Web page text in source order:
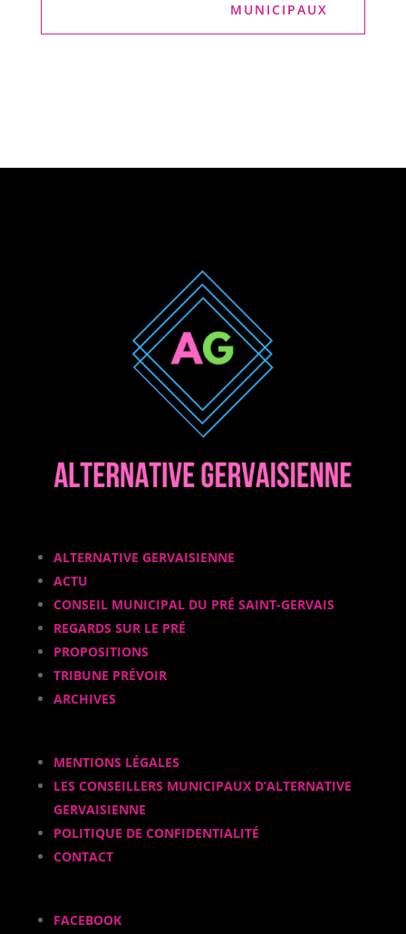
MUNICIPAUX
ALTERNATIVE GERVAISIENNE
ACTU
CONSEIL MUNICIPAL DU PRÉ SAINT-GERVAIS
REGARDS SUR LE PRÉ
PROPOSITIONS
TRIBUNE PRÉVOIR
ARCHIVES
MENTIONS LÉGALES
LES CONSEILLERS MUNICIPAUX D’ALTERNATIVE
GERVAISIENNE
POLITIQUE DE CONFIDENTIALITÉ
CONTACT
FACEBOOK